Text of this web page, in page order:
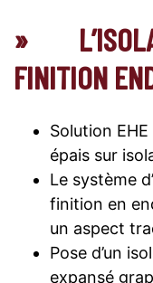
»
FINITION
Solution
épais sur
Le système
finition en
un aspect
Pose d’un
expansé